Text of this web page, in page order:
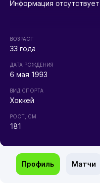
Информация отсутствует
ВОЗРАСТ
33 года
ДАТА РОЖДЕНИЯ
6 мая 1993
ВИД СПОРТА
Хоккей
РОСТ, СМ
181
Профиль Матчи